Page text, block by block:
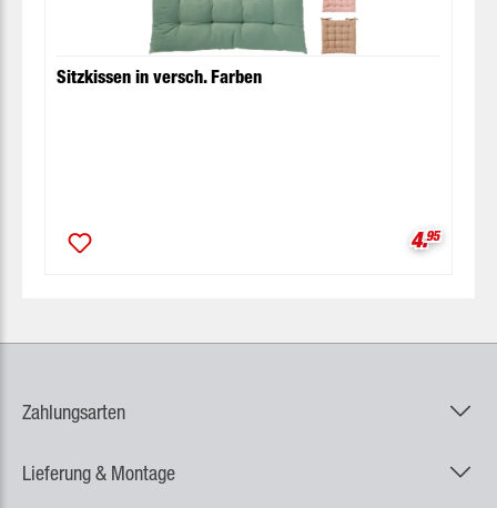
Sitzkissen in versch. Farben
4.95
Zahlungsarten
Lieferung & Montage